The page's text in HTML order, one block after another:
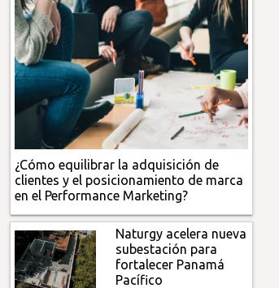
¿Cómo equilibrar la adquisición de
clientes y el posicionamiento de marca
en el Performance Marketing?
Naturgy acelera nueva
subestación para
fortalecer Panamá
Pacífico